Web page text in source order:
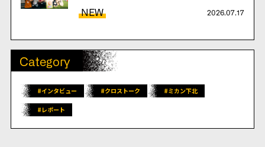
NEW 2026.07.17
Category
#インタビュー #クロストーク #ミカン下北
#レポート